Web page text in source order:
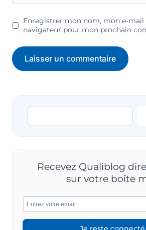
Enregistrer mon nom, mon e-mail
navigateur pour mon prochain
Rechercher
Recevez Qualiblog
sur votre boîte